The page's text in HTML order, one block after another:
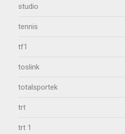
studio
tennis
tf1
toslink
totalsportek
trt
trt 1